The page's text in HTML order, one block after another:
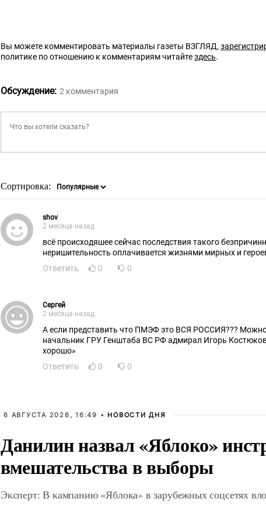
Вы можете комментировать материалы газеты ВЗГЛЯД,
политике по отношению к комментариям читайтездесь.
Обсуждение: 2 комментария
Сортировка:
shov
2 месяца назад
всё происходяшее сейчас последствия такого
неришительность оплачивается жизнями мирных и
Ответить
0 0
Сергей
2 месяца назад
А если представить что ПМЭФ это ВСЯ РОССИЯ??? Можно
начальник ГРУ Генштаба ВС РФ адмирал Игорь Костюков
хорошо»
Ответить
0 0
6 АВГУСТА 2026, 16:49 • НОВОСТИ ДНЯ
Данилин назвал «Яблоко»
вмешательства в выборы
Эксперт: В кампанию «Яблока» в зарубежных соцсетях